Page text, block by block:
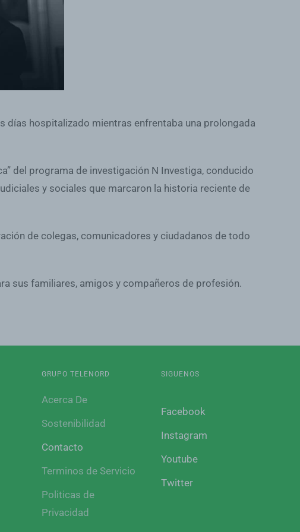
días hospitalizado mientras enfrentaba una prolongada
del programa de investigación N Investiga, conducido
y sociales que marcaron la historia reciente de
de colegas, comunicadores y ciudadanos de todo
sus familiares, amigos y compañeros de profesión.
GRUPO TELENORD
Acerca De
Sostenibilidad
Contacto
Terminos de Servicio
Politicas de
Privacidad
SIGUENOS
Facebook
Instagram
Youtube
Twitter